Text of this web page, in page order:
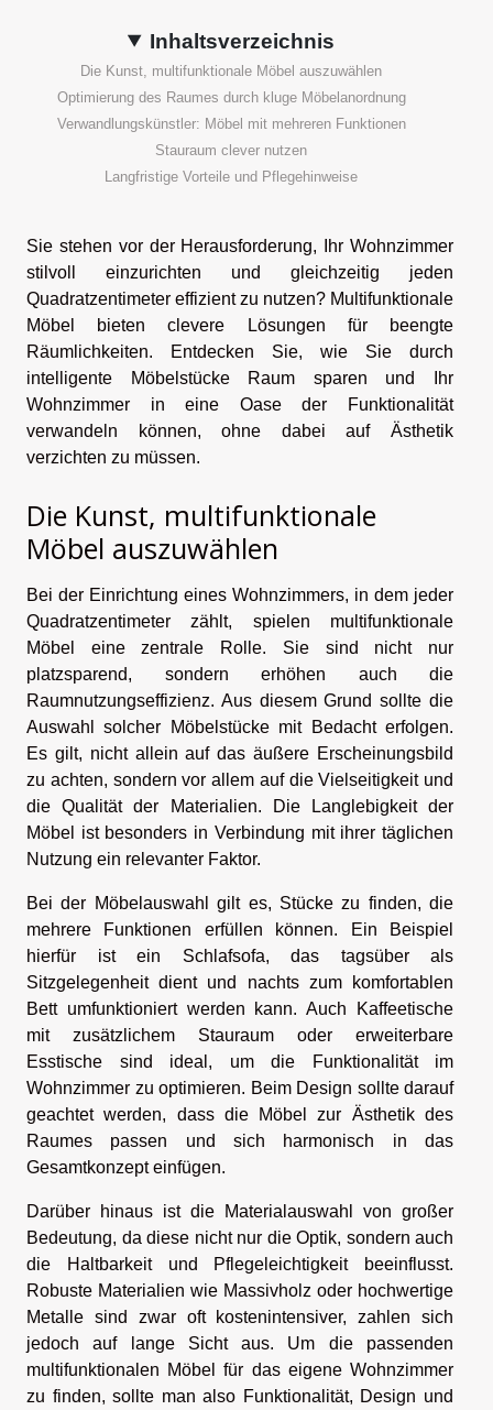
Inhaltsverzeichnis
Die Kunst, multifunktionale Möbel auszuwählen
Optimierung des Raumes durch kluge Möbelanordnung
Verwandlungskünstler: Möbel mit mehreren Funktionen
Stauraum clever nutzen
Langfristige Vorteile und Pflegehinweise
Sie stehen vor der Herausforderung, Ihr Wohnzimmer
stilvoll einzurichten und gleichzeitig jeden
Quadratzentimeter effizient zu nutzen? Multifunktionale
Möbel bieten clevere Lösungen für beengte
Räumlichkeiten. Entdecken Sie, wie Sie durch
intelligente Möbelstücke Raum sparen und Ihr
Wohnzimmer in eine Oase der Funktionalität
verwandeln können, ohne dabei auf Ästhetik
verzichten zu müssen.
Die Kunst, multifunktionale
Möbel auszuwählen
Bei der Einrichtung eines Wohnzimmers, in dem jeder
Quadratzentimeter zählt, spielen multifunktionale
Möbel eine zentrale Rolle. Sie sind nicht nur
platzsparend, sondern erhöhen auch die
Raumnutzungseffizienz. Aus diesem Grund sollte die
Auswahl solcher Möbelstücke mit Bedacht erfolgen.
Es gilt, nicht allein auf das äußere Erscheinungsbild
zu achten, sondern vor allem auf die Vielseitigkeit und
die Qualität der Materialien. Die Langlebigkeit der
Möbel ist besonders in Verbindung mit ihrer täglichen
Nutzung ein relevanter Faktor.
Bei der Möbelauswahl gilt es, Stücke zu finden, die
mehrere Funktionen erfüllen können. Ein Beispiel
hierfür ist ein Schlafsofa, das tagsüber als
Sitzgelegenheit dient und nachts zum komfortablen
Bett umfunktioniert werden kann. Auch Kaffeetische
mit zusätzlichem Stauraum oder erweiterbare
Esstische sind ideal, um die Funktionalität im
Wohnzimmer zu optimieren. Beim Design sollte darauf
geachtet werden, dass die Möbel zur Ästhetik des
Raumes passen und sich harmonisch in das
Gesamtkonzept einfügen.
Darüber hinaus ist die Materialauswahl von großer
Bedeutung, da diese nicht nur die Optik, sondern auch
die Haltbarkeit und Pflegeleichtigkeit beeinflusst.
Robuste Materialien wie Massivholz oder hochwertige
Metalle sind zwar oft kostenintensiver, zahlen sich
jedoch auf lange Sicht aus. Um die passenden
multifunktionalen Möbel für das eigene Wohnzimmer
zu finden, sollte man also Funktionalität, Design und